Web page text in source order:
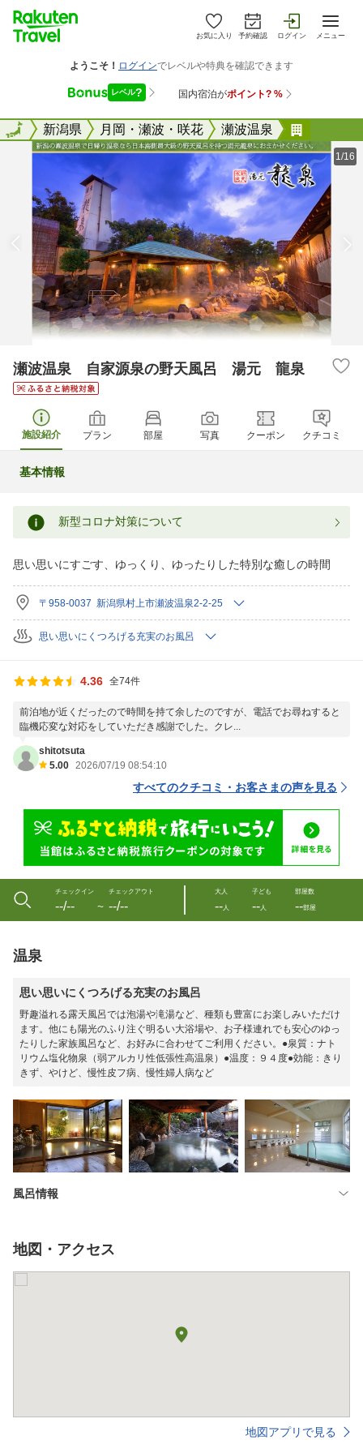
お気に入り 予約確認 ログイン メニュー
全国新潟県 月岡・瀬波・咲花 瀬波温泉
全国
1/16
瀬波温泉 自家源泉の野天風呂 湯元 龍泉
施設紹介 プラン 部屋 写真 クーポン クチコミ
基本情報
新型コロナ対策について
思い思いにすごす、ゆっくり、ゆったりした特別な癒しの時間
〒958-0037 新潟県村上市瀬波温泉2-2-25
思い思いにくつろげる充実のお風呂
4.36 全74件
前泊地が近くだったので時間を持て余したのですが、電話でお尋ねすると
臨機応変な対応をしていただき感謝でした。クレ...
shitotsuta
5.00 2026/07/19 08:54:10
すべてのクチコミ・お客さまの声を見る
チェックイン
--/-- 〜
チェックアウト
--/--
大人
--人
子ども
--人
部屋数
--部屋
温泉
思い思いにくつろげる充実のお風呂
野趣溢れる露天風呂では泡湯や滝湯など、種類も豊富にお楽しみいただけ
ます。他にも陽光のふり注ぐ明るい大浴場や、お子様連れでも安心のゆっ
たりした家族風呂など、お好みに合わせてご利用ください。●泉質：ナト
リウム塩化物泉（弱アルカリ性低張性高温泉）●温度：９４度●効能：きり
きず、やけど、慢性皮フ病、慢性婦人病など
風呂情報
地図・アクセス
地図アプリで見る